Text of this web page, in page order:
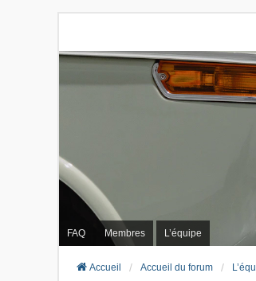
FAQ Membres L’équipe
Accueil Accueil du forum